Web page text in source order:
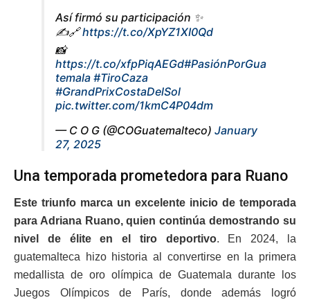
Así firmó su participación ✨
✍️🔗https://t.co/XpYZ1XI0Qd
📸
https://t.co/xfpPiqAEGd#PasiónPorGua
temala #TiroCaza
#GrandPrixCostaDelSol
pic.twitter.com/1kmC4P04dm
— C O G (@COGuatemalteco) January
27, 2025
Una temporada prometedora para Ruano
Este triunfo marca un excelente inicio de temporada
para Adriana Ruano, quien continúa demostrando su
nivel de élite en el tiro deportivo. En 2024, la
guatemalteca hizo historia al convertirse en la primera
medallista de oro olímpica de Guatemala durante los
Juegos Olímpicos de París, donde además logró